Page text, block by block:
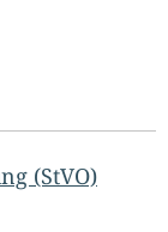
(StVO)